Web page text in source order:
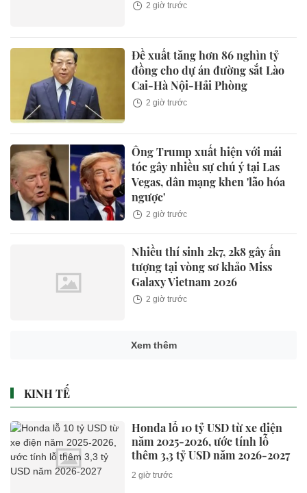
2 giờ trước
Đề xuất tăng hơn 86 nghìn tỷ
đồng cho dự án đường sắt Lào
Cai-Hà Nội-Hải Phòng
2 giờ trước
Ông Trump xuất hiện với mái
tóc gây nhiều sự chú ý tại Las
Vegas, dân mạng khen 'lão hóa
ngược'
2 giờ trước
Nhiều thí sinh 2k7, 2k8 gây ấn
tượng tại vòng sơ khảo Miss
Galaxy Vietnam 2026
2 giờ trước
Xem thêm
KINH TẾ
Honda lỗ 10 tỷ USD từ xe điện
năm 2025-2026, ước tính lỗ
thêm 3,3 tỷ USD năm 2026-2027
2 giờ trước